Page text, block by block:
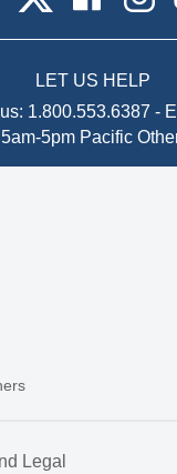
LET US HELP
1.800.553.6387 -
5pm Pacific